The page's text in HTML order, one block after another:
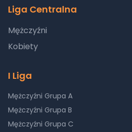
Liga Centralna
Mężczyźni
Kobiety
I Liga
Mężczyźni Grupa A
Mężczyźni Grupa B
Mężczyźni Grupa C